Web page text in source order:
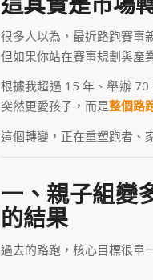
很多人以為，最近路跑賽事
但如果你站在賽事規劃與產
根據我超過 15 年、舉辦
突然更愛孩子，而是整個路
這個轉變，正在重塑跑者、
一、親子組變
的結果
過去的路跑，核心目標很單